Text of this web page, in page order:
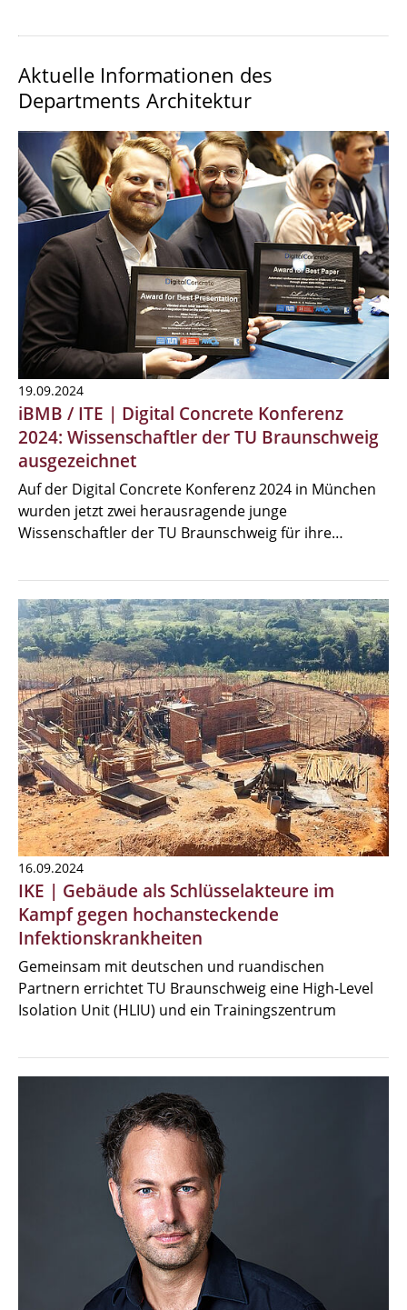
Aktuelle Informationen des
Departments Architektur
19.09.2024
iBMB / ITE | Digital Concrete Konferenz
2024: Wissenschaftler der TU Braunschweig
ausgezeichnet
Auf der Digital Concrete Konferenz 2024 in München
wurden jetzt zwei herausragende junge
Wissenschaftler der TU Braunschweig für ihre…
16.09.2024
IKE | Gebäude als Schlüsselakteure im
Kampf gegen hochansteckende
Infektionskrankheiten
Gemeinsam mit deutschen und ruandischen
Partnern errichtet TU Braunschweig eine High-Level
Isolation Unit (HLIU) und ein Trainingszentrum